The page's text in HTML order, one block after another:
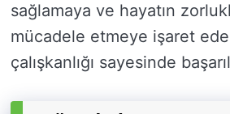
sağlamaya ve hayatın
mücadele etmeye işaret
çalışkanlığı sayesinde